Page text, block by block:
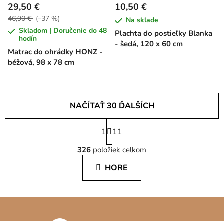
Matrac do ohrádky HONZ -
béžová, 98 x 78 cm
29,50 €
46,90 € (–37 %)
Skladom | Doručenie do 48
hodín
Plachta do postieľky Blanka
- šedá, 120 x 60 cm
10,50 €
Na sklade
O
v
l
á
d
a
NAČÍTAŤ 30 ĎALŠÍCH
S
t
r
á
k
o
a
1 11
326 položiek celkom
HORE